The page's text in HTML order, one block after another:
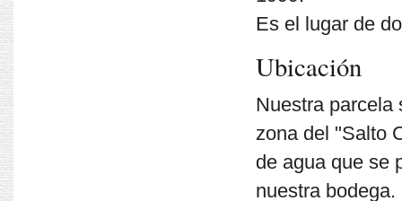
Es el lugar de
Ubicación
Nuestra parcela
zona del "Salto
de agua que se
nuestra bodega.